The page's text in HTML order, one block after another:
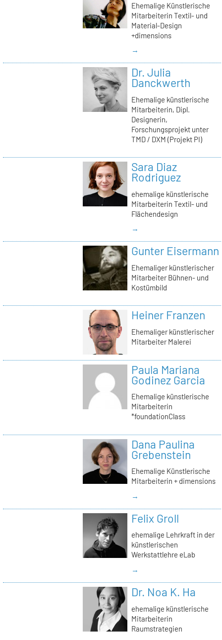
Ehemalige Künstlerische
Mitarbeiterin Textil- und
Material-Design
+dimensions
→
Dr. Julia
Danckwerth
Ehemalige künstlerische
Mitarbeiterin, Dipl.
Designerin,
Forschungsprojekt unter
TMD / DXM (Projekt PI)
Sara Diaz
Rodriguez
ehemalige künstlerische
Mitarbeiterin Textil- und
Flächendesign
→
Gunter Eisermann
Ehemaliger künstlerischer
Mitarbeiter Bühnen- und
Kostümbild
Heiner Franzen
Ehemaliger künstlerischer
Mitarbeiter Malerei
Paula Mariana
Godinez Garcia
Ehemalige künstlerische
Mitarbeiterin
*foundationClass
Dana Paulina
Grebenstein
Ehemalige Künstlerische
Mitarbeiterin + dimensions
→
Felix Groll
ehemalige Lehrkraft in der
künstlerischen
Werkstattlehre eLab
→
Dr. Noa K. Ha
ehemalige künstlerische
Mitarbeiterin
Raumstrategien